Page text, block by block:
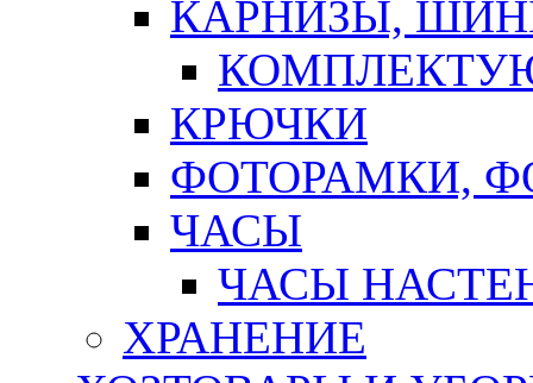
КАРНИЗЫ,
КРЮЧКИ
ФОТОРАМКИ,
ЧАСЫ
ЧАСЫ
ХРАНЕНИЕ